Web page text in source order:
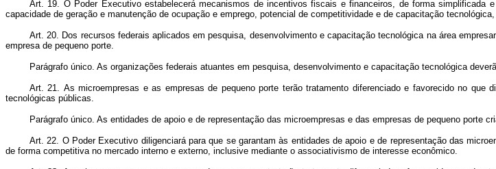
Art. 19. O Poder Executivo estabelecerá mecanismos de incentivos fiscais e financeiros, de forma
capacidade de geração e manutenção de ocupação e emprego, potencial de competitividade e de capacitação
Art. 20. Dos recursos federais aplicados em pesquisa, desenvolvimento e capacitação tecnológica na área
empresa de pequeno porte.
Parágrafo único. As organizações federais atuantes em pesquisa, desenvolvimento e capacitação tecnológica
Art. 21. As microempresas e as empresas de pequeno porte terão tratamento diferenciado e favorecido no
tecnológicas públicas.
Parágrafo único. As entidades de apoio e de representação das microempresas e das empresas de pequeno porte
Art. 22. O Poder Executivo diligenciará para que se garantam às entidades de apoio e de representação das
de forma competitiva no mercado interno e externo, inclusive mediante o associativismo de interesse econômico.